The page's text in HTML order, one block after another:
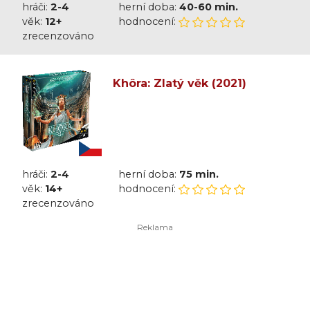
hráči: 2-4 herní doba: 40-60 min.
věk: 12+
hodnocení:
zrecenzováno
Khôra: Zlatý věk (2021)
hráči: 2-4 herní doba: 75 min.
věk: 14+
hodnocení:
zrecenzováno